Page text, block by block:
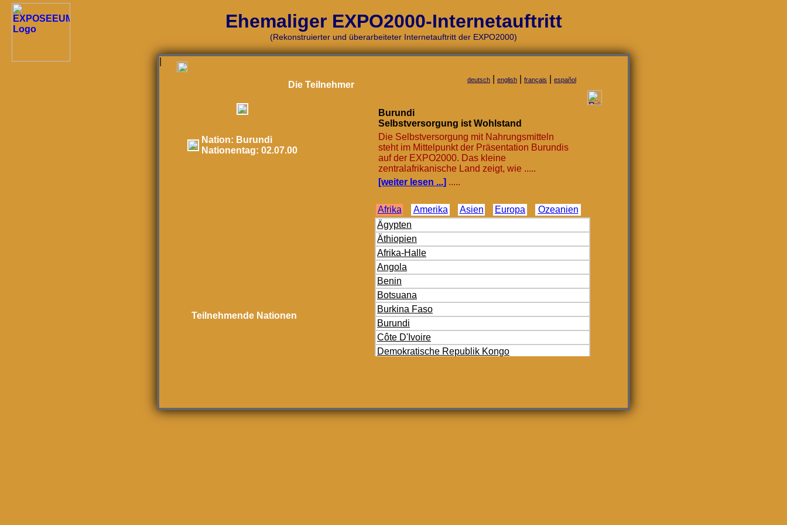
Ehemaliger EXPO2000-Internetauftritt
(Rekonstruierter und überarbeiteter Internetauftritt der EXPO2000)
Burundi
Selbstversorgung ist Wohlstand
Die Selbstversorgung mit Nahrungsmitteln
steht im Mittelpunkt der Präsentation Burundis
auf der EXPO2000. Das kleine
zentralafrikanische Land zeigt, wie .....
[weiter lesen ...] .....
Die Teilnehmer
Afrika Amerika Asien Europa
Ozeanien
Ägypten
Äthiopien
Afrika-Halle
Angola
Benin
Botsuana
Burkina Faso
Burundi
Côte D'Ivoire
Demokratische Republik Kongo
Gambia
deutsch english français español
Nation: Burundi
Nationentag: 02.07.00
Teilnehmende Nationen